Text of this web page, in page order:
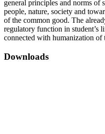
general principles and norms of
people, nature, society and
of the common good. The
regulatory function in student’s
connected with humanization of
Downloads